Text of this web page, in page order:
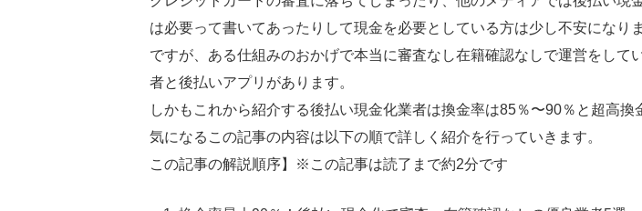
は必要って書いてあったりして現金を必要としている方は少し不安になり
ですが、ある仕組みのおかげで本当に審査なし在籍確認なしで運営をして
者と後払いアプリがあります。
しかもこれから紹介する後払い現金化業者は換金率は85％〜90％と超高換
気になるこの記事の内容は以下の順で詳しく紹介を行っていきます。
この記事の解説順序】※この記事は読了まで約2分です